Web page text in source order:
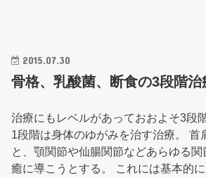
2015.07.30
骨格、乳酸菌、断食の3段階治
治療にもレベルがあっておおよそ3段
1段階は身体のゆがみを治す治療。 首
と、顎関節や仙腸関節などあらゆる
癒に導こうとする。 これには基本的